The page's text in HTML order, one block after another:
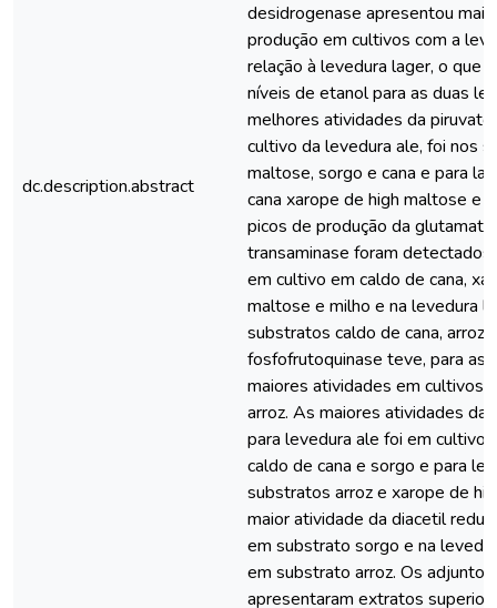
dc.description.abstract
desidrogenase apresentou
produção em cultivos com a
relação à levedura lager, o que
níveis de etanol para as duas
melhores atividades da
cultivo da levedura ale, foi nos
maltose, sorgo e cana e para
cana xarope de high maltose e
picos de produção da
transaminase foram detectados
em cultivo em caldo de cana,
maltose e milho e na levedura
substratos caldo de cana, arroz
fosfofrutoquinase teve, para as
maiores atividades em cultivos
arroz. As maiores atividades da
para levedura ale foi em cultivo
caldo de cana e sorgo e para
substratos arroz e xarope de
maior atividade da diacetil
em substrato sorgo e na
em substrato arroz. Os adjuntos
apresentaram extratos